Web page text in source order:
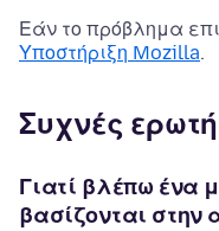
Εάν το πρόβλημα
Υποστήριξη Mozilla.
Συχνές
Γιατί βλέπω ένα
βασίζονται στην